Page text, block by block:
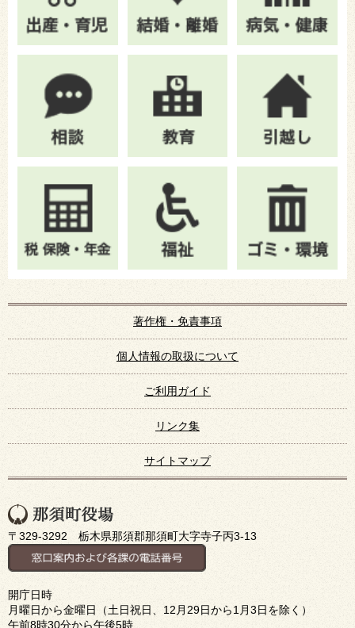
著作権・免責事項
個人情報の取扱について
ご利用ガイド
リンク集
サイトマップ
〒329-3292 栃木県那須郡那須町大字寺子丙3-13
開庁日時
月曜日から金曜日（土日祝日、12月29日から1月3日を除く）
午前8時30分から午後5時